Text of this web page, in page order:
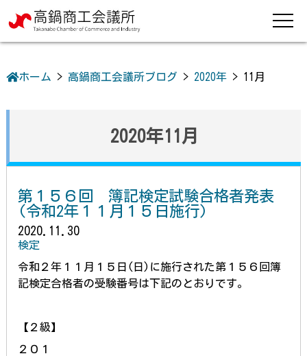
ホーム > 高鍋商工会議所ブログ > 2020年> 11月
2020年11月
第１５６回 簿記検定試験合格者発表
(令和2年１１月１５日施行)
2020.11.30
検定
令和２年１１月１５日(日)に施行された第１５６回簿
記検定合格者の受験番号は下記のとおりです。
【２級】
２０１